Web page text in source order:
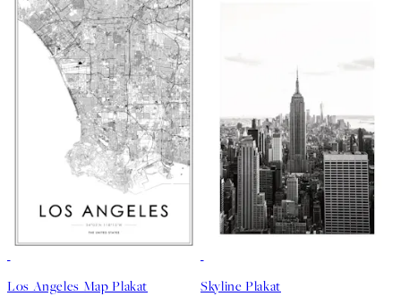
Los Angeles Map Plakat Skyline Plakat